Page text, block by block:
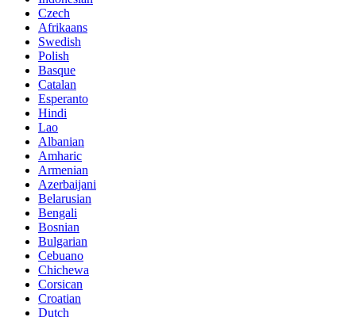
Czech
Afrikaans
Swedish
Polish
Basque
Catalan
Esperanto
Hindi
Lao
Albanian
Amharic
Armenian
Azerbaijani
Belarusian
Bengali
Bosnian
Bulgarian
Cebuano
Chichewa
Corsican
Croatian
Dutch